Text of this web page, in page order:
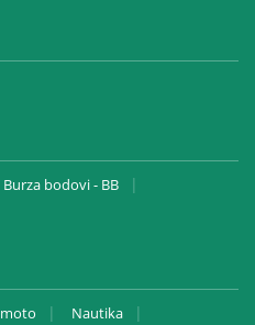
Burza bodovi - BB
Nautika